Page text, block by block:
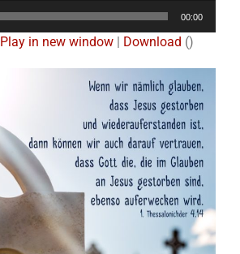
00:00
Play in new window | Download ()